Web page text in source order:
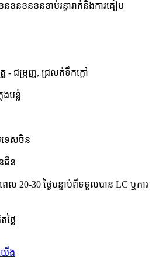
ខនខនខនខាប់រន្ទារាក់និងការគៀប
- ជម្រុញ, ជ្រលក់ទឹកក្តៅ
ងបន្លំ
ទេសចិន
ជីន
េល 20-30 ថ្ងៃបន្ទាប់ពីទទួលបាន LC ឬការ
លៃ
ើង